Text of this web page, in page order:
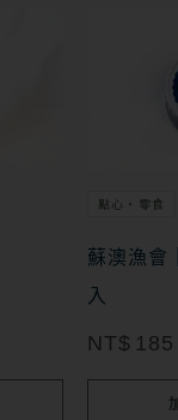
點心・零食
蘇澳漁會
入
NT$ 185